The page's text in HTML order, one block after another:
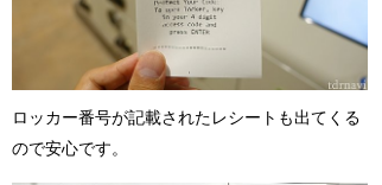
ロッカー番号が記載されたレシートも出てくる
ので安心です。